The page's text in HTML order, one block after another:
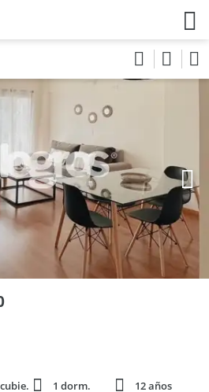
1 dorm.
12 años